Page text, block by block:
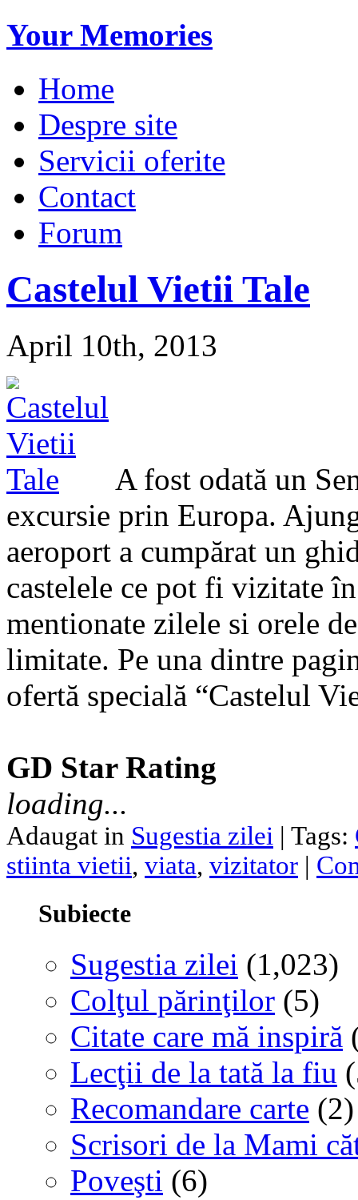
Your Memories
Home
Despre site
Servicii oferite
Contact
Forum
Castelul Vietii Tale
April 10th, 2013
A fost odată un
excursie prin Europa.
aeroport a cumpărat un
castelele ce pot fi vizitate
mentionate zilele si orele
limitate. Pe una dintre
ofertă specială “Castelul
GD Star Rating
loading...
Adaugat in Sugestia zilei | Tags:
stiinta vietii, viata, vizitator |
Subiecte
Sugestia zilei (1,023)
Colţul părinţilor (5)
Citate care mă inspiră
Lecţii de la tată la fiu
Recomandare carte (2)
Scrisori de la Mami
Poveşti (6)